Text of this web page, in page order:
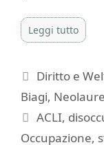
Leggi tutto
Categorie
Diritto e
Biagi,
Tag
ACLI,
Occupazione,